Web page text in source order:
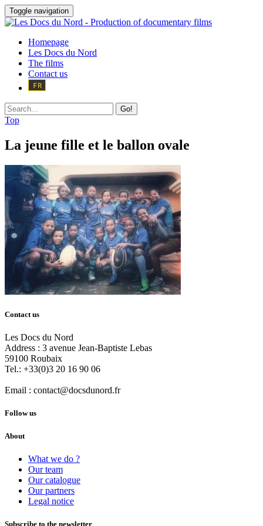
Toggle navigation
Homepage
Les Docs du Nord
The films
Contact us
Go!
Top
La jeune fille et le ballon ovale
Contact us
Les Docs du Nord
Address : 3 avenue Jean-Baptiste Lebas
59100 Roubaix
Tel.: +33(0)3 20 16 90 06
Email : contact@docsdunord.fr
Follow us
About
What we do ?
Our team
Our catalogue
Our partners
Legal notice
Subscribe to the newsletter